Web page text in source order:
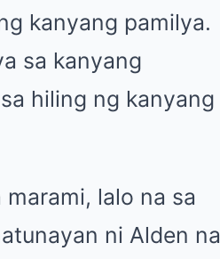
kanyang pamilya.
sa kanyang
hiling ng kanyang
lalo na sa
ni Alden na